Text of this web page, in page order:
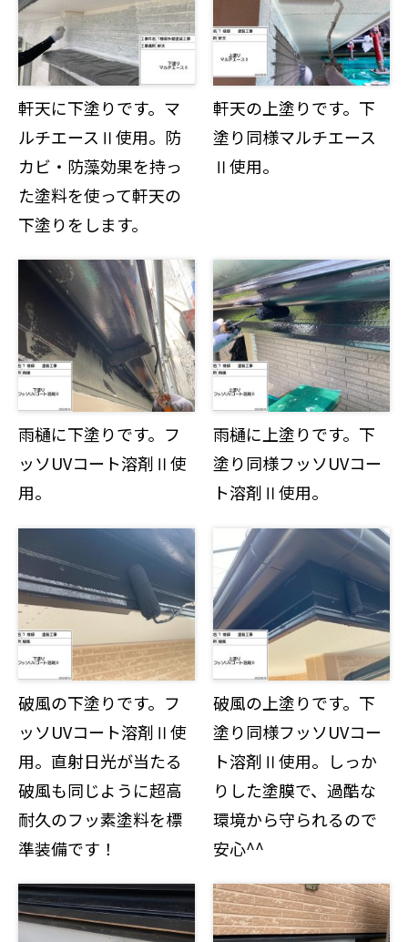
軒天に下塗りです。マ
ルチエースⅡ使用。防
カビ・防藻効果を持っ
た塗料を使って軒天の
下塗りをします。
軒天の上塗りです。下
塗り同様マルチエース
Ⅱ使用。
雨樋に下塗りです。フ
ッソUVコート溶剤Ⅱ使
用。
雨樋に上塗りです。下
塗り同様フッソUVコー
ト溶剤Ⅱ使用。
破風の下塗りです。フ
ッソUVコート溶剤Ⅱ使
用。直射日光が当たる
破風も同じように超高
耐久のフッ素塗料を標
準装備です！
破風の上塗りです。下
塗り同様フッソUVコー
ト溶剤Ⅱ使用。しっか
りした塗膜で、過酷な
環境から守られるので
安心^^